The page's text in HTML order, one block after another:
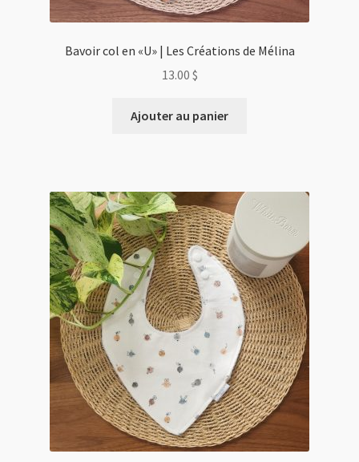
Bavoir col en «U» | Les Créations de Mélina
13.00 $
Ajouter au panier